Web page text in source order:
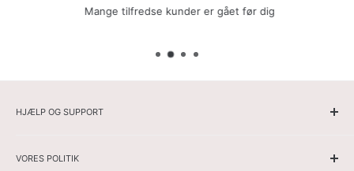
Mange tilfredse kunder er gået før dig
HJÆLP OG SUPPORT
Herrer
VORES POLITIK